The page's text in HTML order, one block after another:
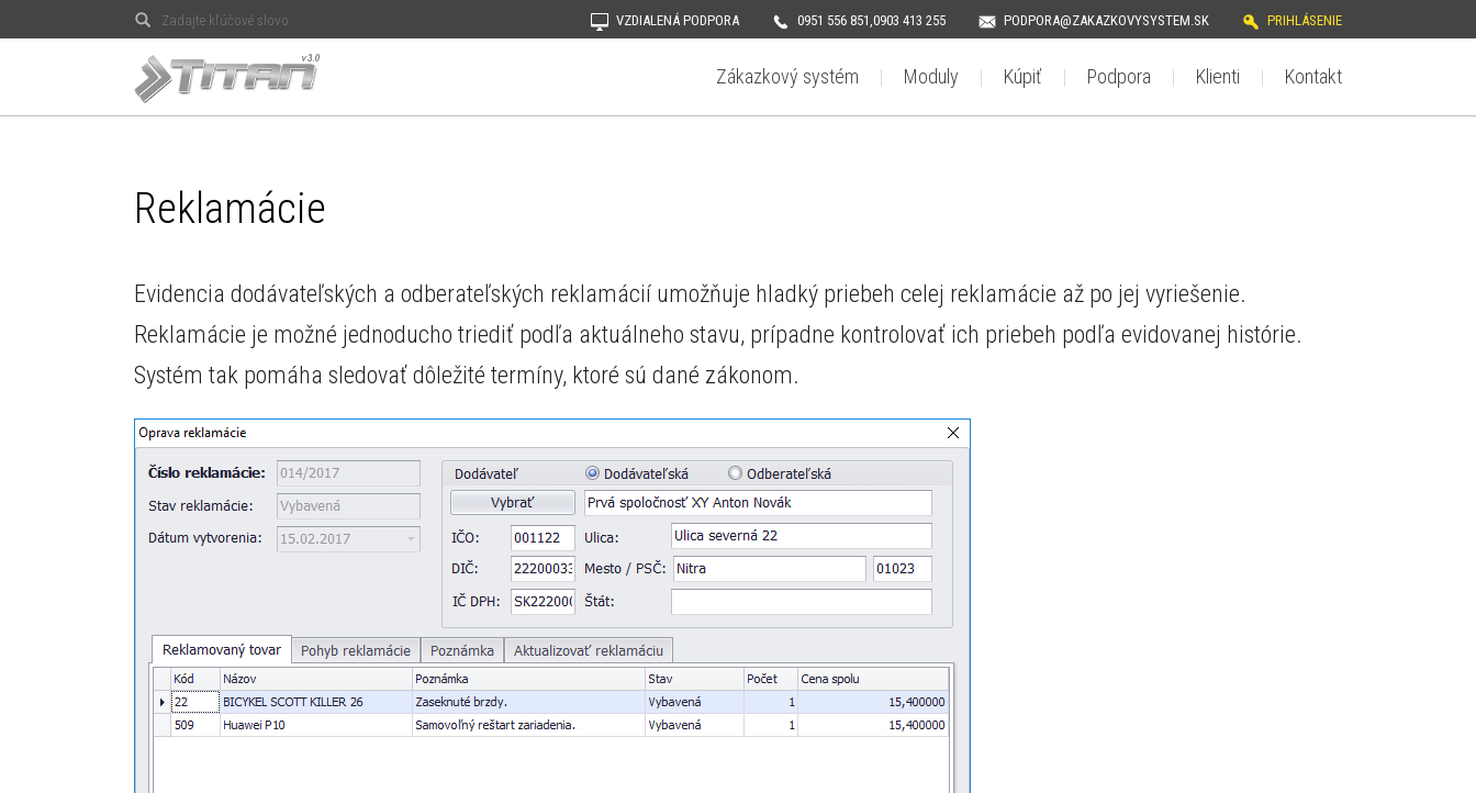
VZDIALENÁ PODPORA 0951 556 851,0903 413 255 PODPORA@ZAKAZKOVYSYSTEM.SK PRIHLÁSENIE
Zákazkový systém Moduly Kúpiť Podpora Klienti Kontakt
Reklamácie
Evidencia dodávateľských a odberateľských reklamácií umožňuje hladký priebeh celej reklamácie až po jej vyriešenie.
Reklamácie je možné jednoducho triediť podľa aktuálneho stavu, prípadne kontrolovať ich priebeh podľa evidovanej histórie.
Systém tak pomáha sledovať dôležité termíny, ktoré sú dané zákonom.